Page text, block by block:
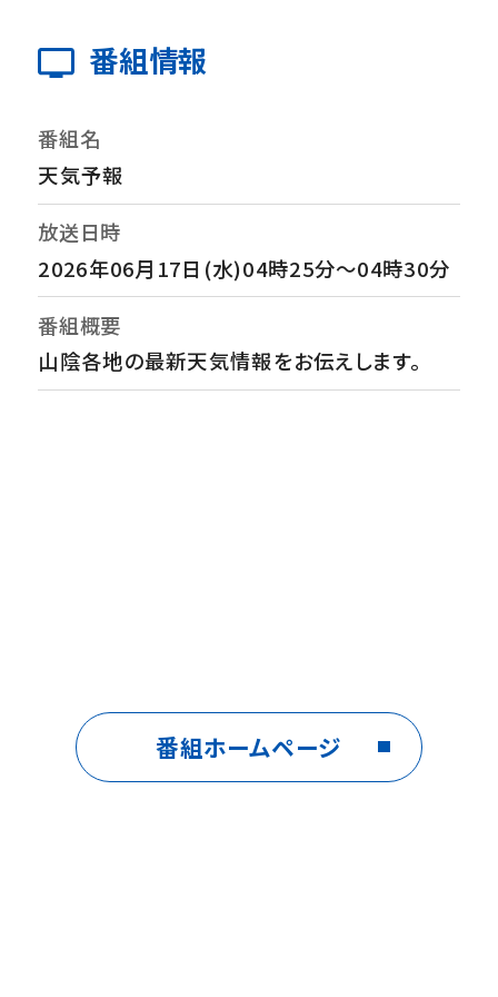
番組情報
番組名
天気予報
放送日時
2026年06月17日(水)04時25分～04時30分
番組概要
山陰各地の最新天気情報をお伝えします。
番組ホームページ